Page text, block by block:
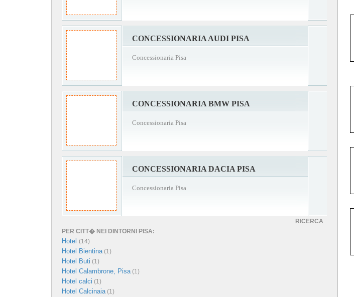
CONCESSIONARIA AUDI PISA
Concessionaria Pisa
CONCESSIONARIA BMW PISA
Concessionaria Pisa
CONCESSIONARIA DACIA PISA
Concessionaria Pisa
RICERCA
PER CITT� NEI DINTORNI PISA:
Hotel (14)
Hotel Bientina(1)
Hotel Buti (1)
Hotel Calambrone, Pisa(1)
Hotel calci (1)
Hotel Calcinaia(1)